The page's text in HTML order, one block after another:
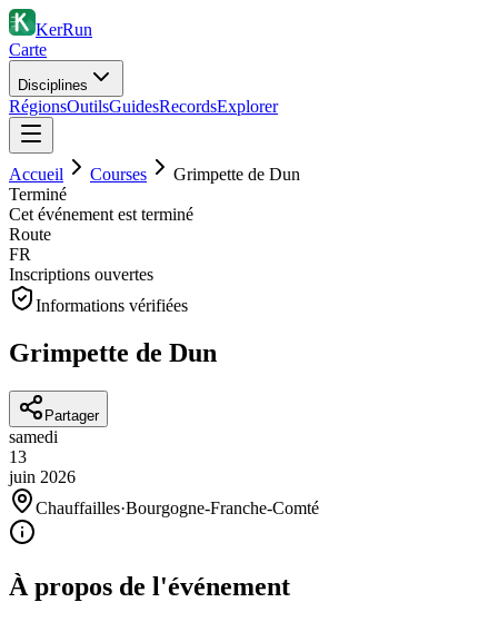
KerRun
Carte
Disciplines
RégionsOutilsGuidesRecordsExplorer
Accueil Courses
Grimpette de Dun
Terminé
Cet événement est terminé
Route
FR
Inscriptions ouvertes
Informations vérifiées
Grimpette de Dun
Partager
samedi
13
juin 2026
Chauffailles·Bourgogne-Franche-Comté
À propos de l'événement